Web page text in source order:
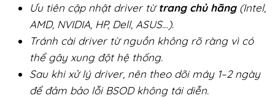
Ưu tiên cập nhật driver từtrang chủ hãng(Intel,
AMD, NVIDIA, HP, Dell, ASUS…).
Tránh cài driver từ nguồn không rõ ràng vì có
thể gây xung đột hệ thống.
Sau khi xử lý driver, nên theo dõi máy 1–2 ngày
để đảm bảo lỗi BSOD không tái diễn.